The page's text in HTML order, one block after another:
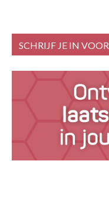
SCHRIJF JE IN